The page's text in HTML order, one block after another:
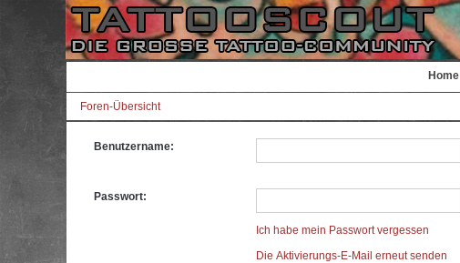
Home
Foren-Übersicht
Benutzername:
Passwort:
Ich habe mein Passwort vergessen
Die Aktivierungs-E-Mail erneut senden